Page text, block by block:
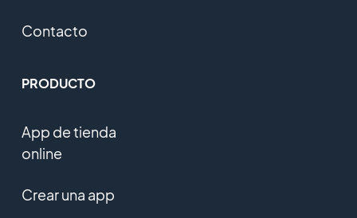
Contacto
PRODUCTO
App de tienda
online
Crear una app